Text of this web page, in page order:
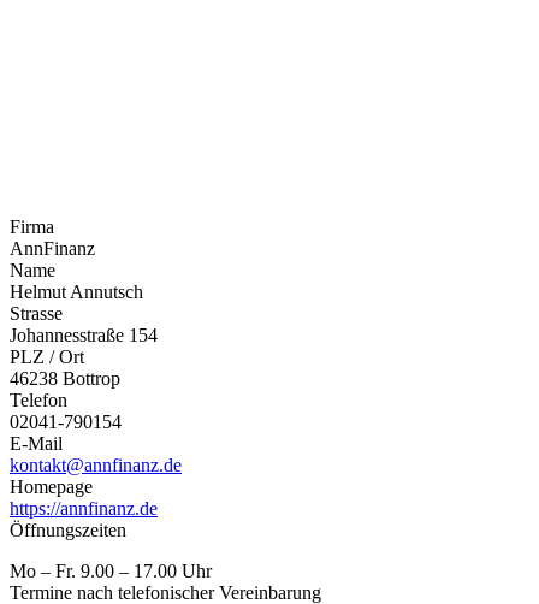
Firma
AnnFinanz
Name
Helmut Annutsch
Strasse
Johannesstraße 154
PLZ / Ort
46238 Bottrop
Telefon
02041-790154
E-Mail
kontakt@annfinanz.de
Homepage
https://annfinanz.de
Öffnungszeiten
Mo – Fr. 9.00 – 17.00 Uhr
Termine nach telefonischer Vereinbarung